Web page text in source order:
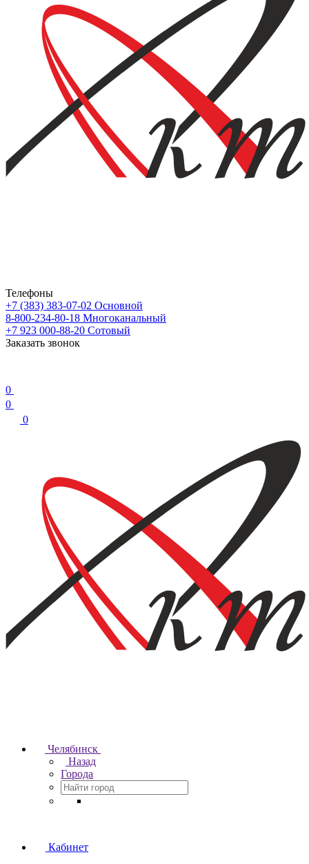
Телефоны
+7 (383) 383-07-02 Основной
8-800-234-80-18 Многоканальный
+7 923 000-88-20 Сотовый
Заказать звонок
0
0
0
Челябинск
Назад
Города
Кабинет